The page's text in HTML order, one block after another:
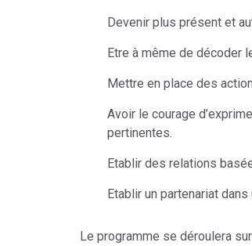
Devenir plus présent et
Etre à même de décoder
Mettre en place des
Avoir le courage
pertinentes.
Etablir des relations
Etablir un partenariat dans
Le programme se déroulera